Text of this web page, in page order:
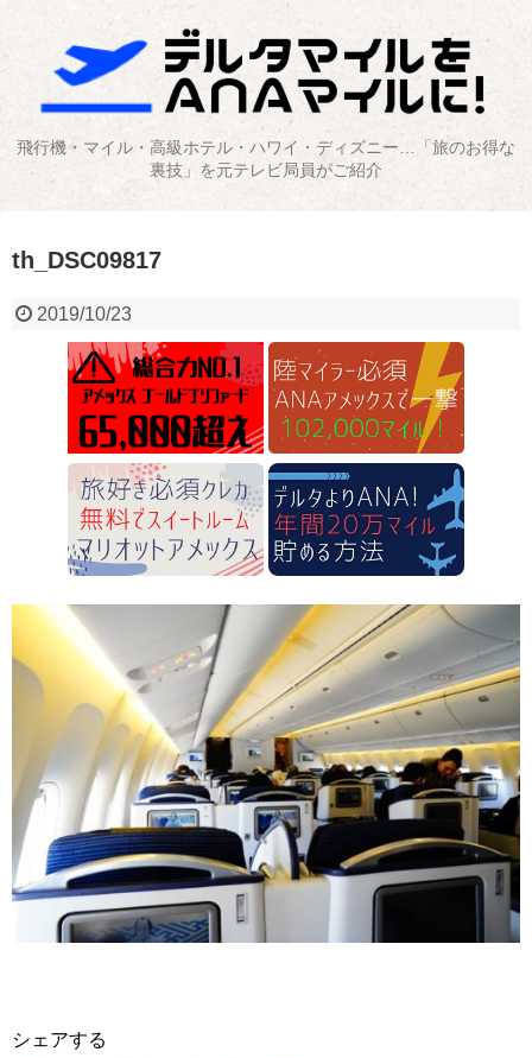
飛行機・マイル・高級ホテル・ハワイ・ディズニー…「旅のお得な
裏技」を元テレビ局員がご紹介
th_DSC09817
2019/10/23
シェアする